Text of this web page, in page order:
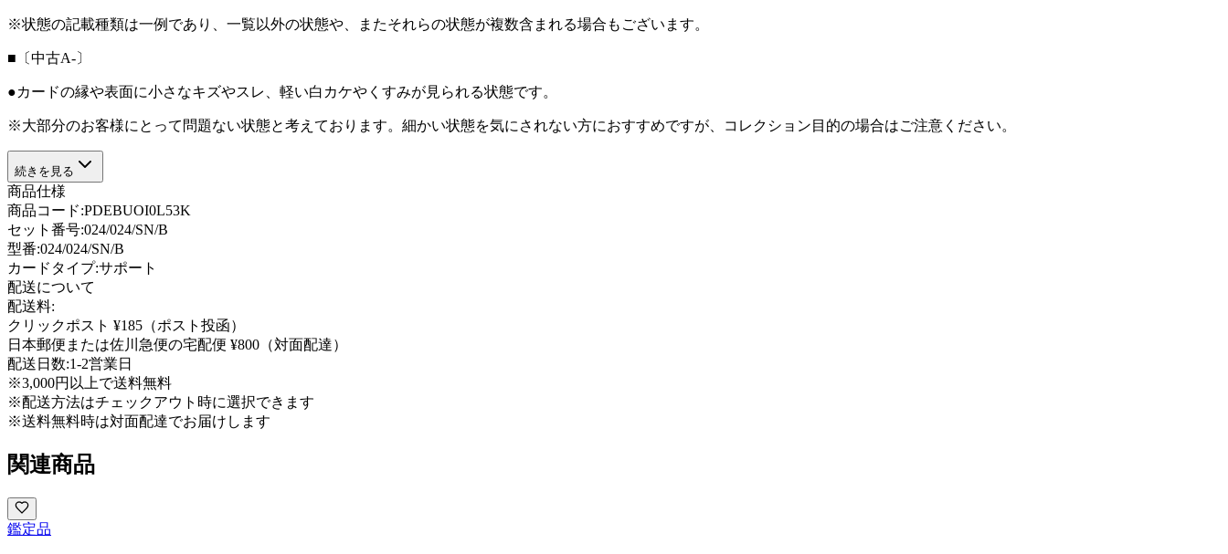
※状態の記載種類は一例であり、一覧以外の状態や、またそれらの状態が複数含まれる場合もございます。
■〔中古A-〕
●カードの縁や表面に小さなキズやスレ、軽い白カケやくすみが見られる状態です。
※大部分のお客様にとって問題ない状態と考えております。細かい状態を気にされない方におすすめですが、コレクション目的の場合はご注意ください。
続きを見る
商品仕様
商品コード:PDEBUOI0L53K
セット番号:024/024/SN/B
型番:024/024/SN/B
カードタイプ:サポート
配送について
配送料:
クリックポスト ¥185（ポスト投函）
日本郵便または佐川急便の宅配便 ¥800（対面配達）
配送日数:1-2営業日
※3,000円以上で送料無料
※配送方法はチェックアウト時に選択できます
※送料無料時は対面配達でお届けします
関連商品
鑑定品